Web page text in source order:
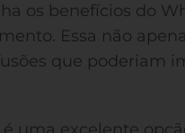
os benefícios do
Essa não
que poderiam